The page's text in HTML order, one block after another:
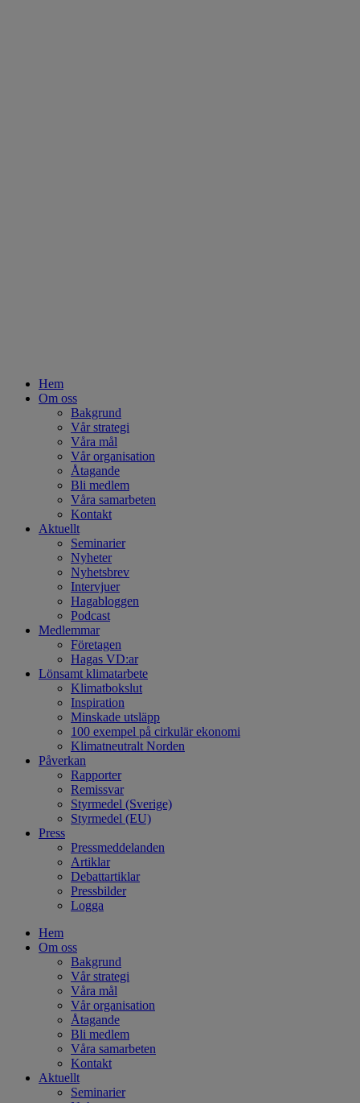
Hem
Om oss
Bakgrund
Vår strategi
Våra mål
Vår organisation
Åtagande
Bli medlem
Våra samarbeten
Kontakt
Aktuellt
Seminarier
Nyheter
Nyhetsbrev
Intervjuer
Hagabloggen
Podcast
Medlemmar
Företagen
Hagas VD:ar
Lönsamt klimatarbete
Klimatbokslut
Inspiration
Minskade utsläpp
100 exempel på cirkulär ekonomi
Klimatneutralt Norden
Påverkan
Rapporter
Remissvar
Styrmedel (Sverige)
Styrmedel (EU)
Press
Pressmeddelanden
Artiklar
Debattartiklar
Pressbilder
Logga
Hem
Om oss
Bakgrund
Vår strategi
Våra mål
Vår organisation
Åtagande
Bli medlem
Våra samarbeten
Kontakt
Aktuellt
Seminarier